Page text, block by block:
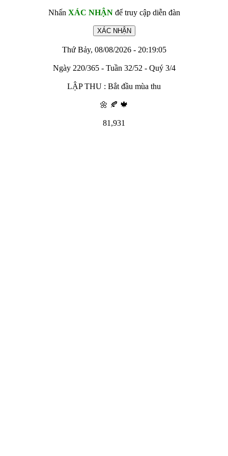
Nhấn XÁC NHẬNđể truy cập diễn đàn
Thứ Bảy, 08/08/2026 - 20:19:05
Ngày 220/365 - Tuần 32/52 - Quý 3/4
LẬP THU : Bắt đầu mùa thu
🌼 🍂 🍁
81,931